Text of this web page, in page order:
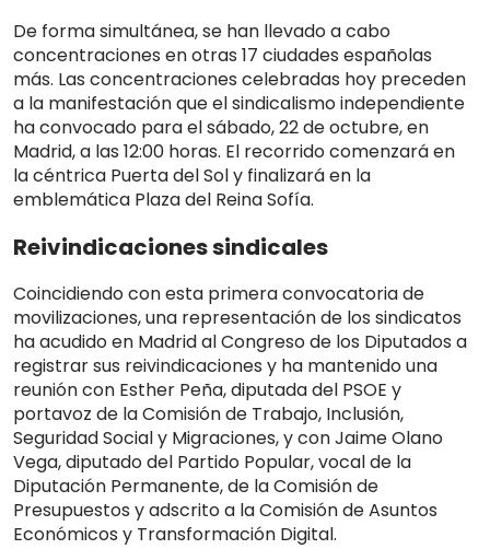
De forma simultánea, se han llevado a cabo
concentraciones en otras 17 ciudades españolas
más. Las concentraciones celebradas hoy preceden
a la manifestación que el sindicalismo independiente
ha convocado para el sábado, 22 de octubre, en
Madrid, a las 12:00 horas. El recorrido comenzará en
la céntrica Puerta del Sol y finalizará en la
emblemática Plaza del Reina Sofía.
Reivindicaciones sindicales
Coincidiendo con esta primera convocatoria de
movilizaciones, una representación de los sindicatos
ha acudido en Madrid al Congreso de los Diputados a
registrar sus reivindicaciones y ha mantenido una
reunión con Esther Peña, diputada del PSOE y
portavoz de la Comisión de Trabajo, Inclusión,
Seguridad Social y Migraciones, y con Jaime Olano
Vega, diputado del Partido Popular, vocal de la
Diputación Permanente, de la Comisión de
Presupuestos y adscrito a la Comisión de Asuntos
Económicos y Transformación Digital.